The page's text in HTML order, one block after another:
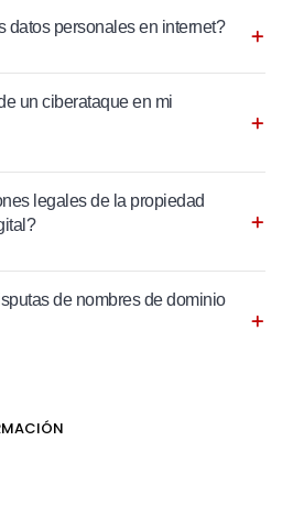
datos personales en internet?
un ciberataque en mi
legales de la propiedad
de nombres de dominio